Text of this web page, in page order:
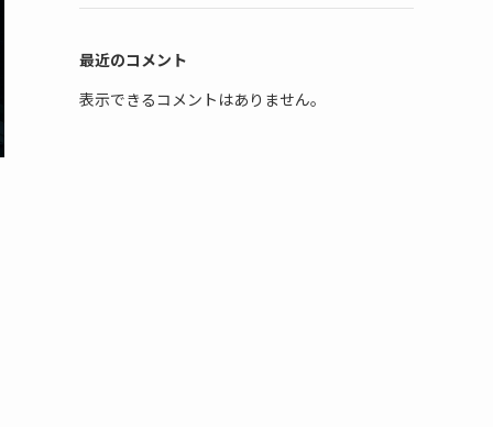
最近のコメント
表示できるコメントはありません。